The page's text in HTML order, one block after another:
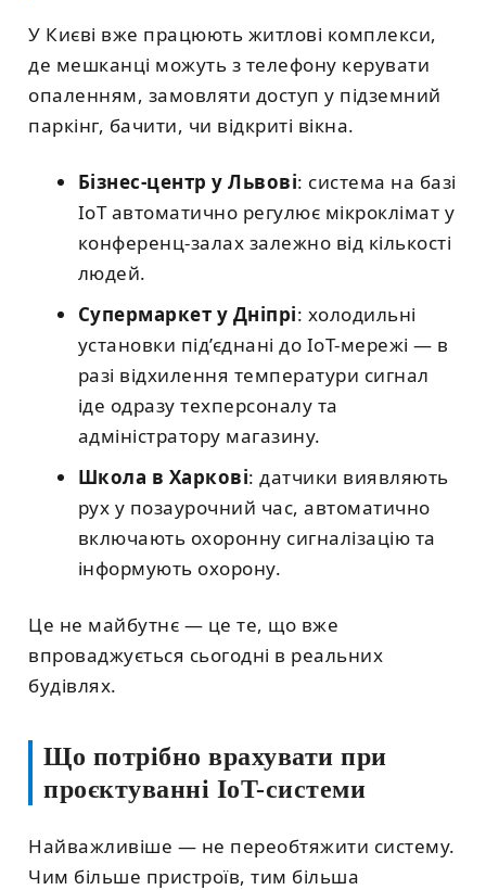
У Києві вже працюють житлові комплекси,
де мешканці можуть з телефону керувати
опаленням, замовляти доступ у підземний
паркінг, бачити, чи відкриті вікна.
Бізнес-центр у Львові: система на базі
IoT автоматично регулює мікроклімат у
конференц-залах залежно від кількості
людей.
Супермаркет у Дніпрі: холодильні
установки під’єднані до IoT-мережі — в
разі відхилення температури сигнал
іде одразу техперсоналу та
адміністратору магазину.
Школа в Харкові: датчики виявляють
рух у позаурочний час, автоматично
включають охоронну сигналізацію та
інформують охорону.
Це не майбутнє — це те, що вже
впроваджується сьогодні в реальних
будівлях.
Що потрібно врахувати при
проєктуванні IoT-системи
Найважливіше — не переобтяжити систему.
Чим більше пристроїв, тим більша